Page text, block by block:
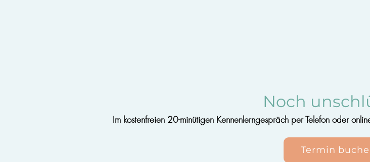
Noch
Im kostenfreien 20-minütigen Kennenlerngespräch per Telefon oder
Termin